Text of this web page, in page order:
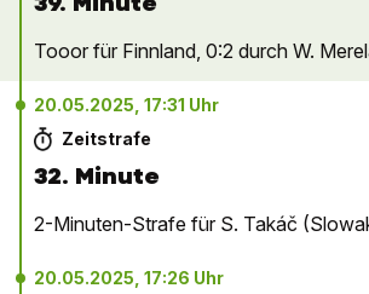
Tooor für Finnland, 0:2 durch W.
20.05.2025, 17:31 Uhr
Zeitstrafe
32. Minute
2-Minuten-Strafe für S. Takáč
20.05.2025, 17:26 Uhr